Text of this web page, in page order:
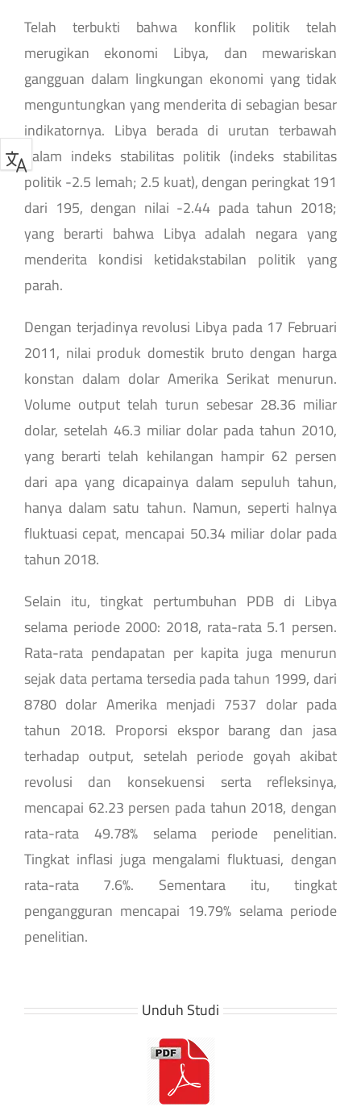
Telah terbukti bahwa konflik politik telah
merugikan ekonomi Libya, dan mewariskan
gangguan dalam lingkungan ekonomi yang tidak
menguntungkan yang menderita di sebagian besar
indikatornya. Libya berada di urutan terbawah
dalam indeks stabilitas politik (indeks stabilitas
politik -2.5 lemah; 2.5 kuat), dengan peringkat 191
dari 195, dengan nilai -2.44 pada tahun 2018;
yang berarti bahwa Libya adalah negara yang
menderita kondisi ketidakstabilan politik yang
parah.
Dengan terjadinya revolusi Libya pada 17 Februari
2011, nilai produk domestik bruto dengan harga
konstan dalam dolar Amerika Serikat menurun.
Volume output telah turun sebesar 28.36 miliar
dolar, setelah 46.3 miliar dolar pada tahun 2010,
yang berarti telah kehilangan hampir 62 persen
dari apa yang dicapainya dalam sepuluh tahun,
hanya dalam satu tahun. Namun, seperti halnya
fluktuasi cepat, mencapai 50.34 miliar dolar pada
tahun 2018.
Selain itu, tingkat pertumbuhan PDB di Libya
selama periode 2000: 2018, rata-rata 5.1 persen.
Rata-rata pendapatan per kapita juga menurun
sejak data pertama tersedia pada tahun 1999, dari
8780 dolar Amerika menjadi 7537 dolar pada
tahun 2018. Proporsi ekspor barang dan jasa
terhadap output, setelah periode goyah akibat
revolusi dan konsekuensi serta refleksinya,
mencapai 62.23 persen pada tahun 2018, dengan
rata-rata 49.78% selama periode penelitian.
Tingkat inflasi juga mengalami fluktuasi, dengan
rata-rata 7.6%. Sementara itu, tingkat
pengangguran mencapai 19.79% selama periode
penelitian.
Unduh Studi